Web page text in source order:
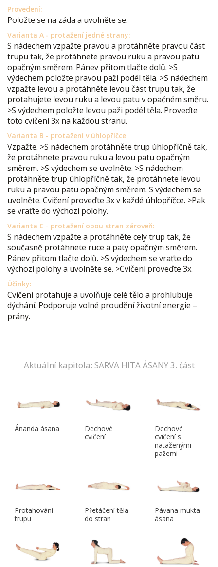
Provedení:
Položte se na záda a uvolněte se.
Varianta A - protažení jedné strany:
S nádechem vzpažte pravou a protáhněte pravou část
trupu tak, že protáhnete pravou ruku a pravou patu
opačným směrem. Pánev přitom tlačte dolů. >S
výdechem položte pravou paži podél těla. >S nádechem
vzpažte levou a protáhněte levou část trupu tak, že
protahujete levou ruku a levou patu v opačném směru.
>S výdechem položte levou paži podél těla. Proveďte
toto cvičení 3x na každou stranu.
Varianta B - protažení v úhlopříčce:
Vzpažte. >S nádechem protáhněte trup úhlopříčně tak,
že protáhnete pravou ruku a levou patu opačným
směrem. >S výdechem se uvolněte. >S nádechem
protáhněte trup úhlopříčně tak, že protáhnete levou
ruku a pravou patu opačným směrem. S výdechem se
uvolněte. Cvičení proveďte 3x v každé úhlopříčce. >Pak
se vraťte do výchozí polohy.
Varianta C - protažení obou stran zároveň:
S nádechem vzpažte a protáhněte celý trup tak, že
současně protáhnete ruce a paty opačným směrem.
Pánev přitom tlačte dolů. >S výdechem se vraťte do
výchozí polohy a uvolněte se. >Cvičení proveďte 3x.
Účinky:
Cvičení protahuje a uvolňuje celé tělo a prohlubuje
dýchání. Podporuje volné proudění životní energie –
prány.
Aktuální kapitola: SARVA HITA ÁSANY 3. část
Ánanda ásana
Dechové
cvičení
Dechové
cvičení s
nataženými
pažemi
Protahování
trupu
Přetáčení těla
do stran
Pávana mukta
ásana